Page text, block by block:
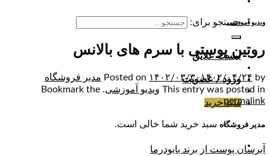
جستجو برای:
لیست علایق
ورود / عضویت
سبد خرید
سبد خرید شما خالی است.
ویدیو آموزشی
روتین پوستی با سرم های بالانس
Posted on ۱۴۰۲/۰۳/۳۰۱۴۰۲/۰۴/۲۴ by
مدیر فروشگاه
This entry was posted in ویدیو آموزشی. Bookmark the
permalink
.
مدیر فروشگاه
آبرسان پوست از برند بایودرما